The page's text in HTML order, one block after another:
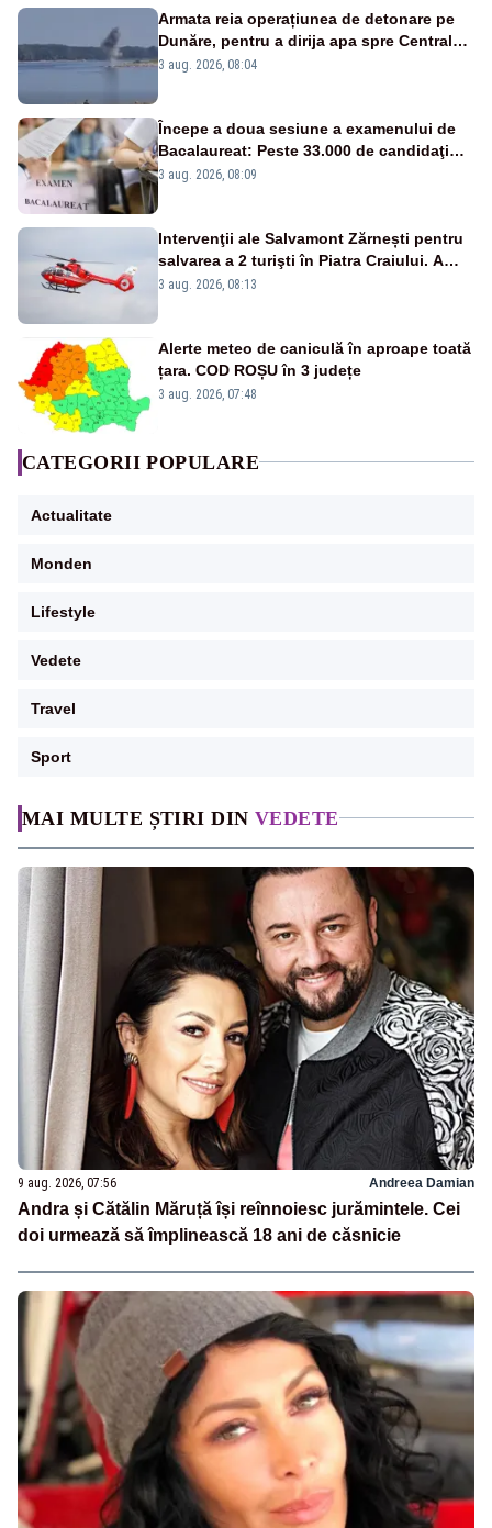
MAI MULTE ȘTIRI DIN VEDETE
9 aug. 2026, 07:56 Andreea Damian
Andra și Cătălin Măruță își reînnoiesc jurămintele. Cei
doi urmează să împlinească 18 ani de căsnicie
Armata reia operațiunea de detonare pe
Dunăre, pentru a dirija apa spre Centrala
Cernavodă
3 aug. 2026, 08:04
Începe a doua sesiune a examenului de
Bacalaureat: Peste 33.000 de candidaţi
înscrişi
3 aug. 2026, 08:09
Intervenţii ale Salvamont Zărnești pentru
salvarea a 2 turişti în Piatra Craiului. A
fost solicitat elicopterul SMURD
3 aug. 2026, 08:13
Alerte meteo de caniculă în aproape toată
țara. COD ROȘU în 3 județe
3 aug. 2026, 07:48
CATEGORII POPULARE
Actualitate
Monden
Lifestyle
Vedete
Travel
Sport